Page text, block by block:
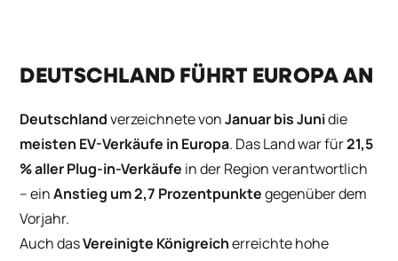
DEUTSCHLAND FÜHRT EUROPA AN
Deutschlandverzeichnete vonJanuar bis Junidie
meisten EV-Verkäufe in Europa. Das Land war für21,5
% aller Plug-in-Verkäufe in der Region verantwortlich
– einAnstieg um 2,7 Prozentpunktegegenüber dem
Vorjahr.
Auch dasVereinigte Königreicherreichte hohe